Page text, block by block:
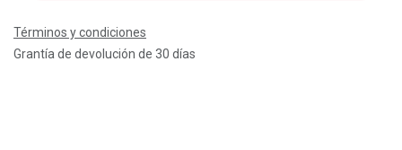
Términos y condiciones
Grantía de devolución de 30 días